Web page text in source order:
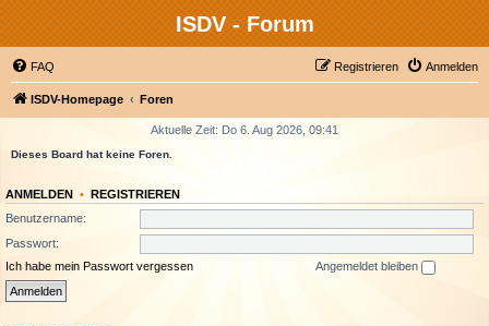
ISDV - Forum
FAQ Anmelden
Registrieren
ISDV-Homepage Foren
Aktuelle Zeit: Do 6. Aug 2026, 09:41
Dieses Board hat keine Foren.
ANMELDEN • REGISTRIEREN
Benutzername:
Passwort:
Ich habe mein Passwort vergessen
Angemeldet bleiben